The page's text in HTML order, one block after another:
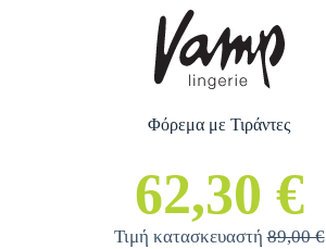
Φόρεμα με Τιράντες
62,30 €
Τιμή κατασκευαστή89,00 €